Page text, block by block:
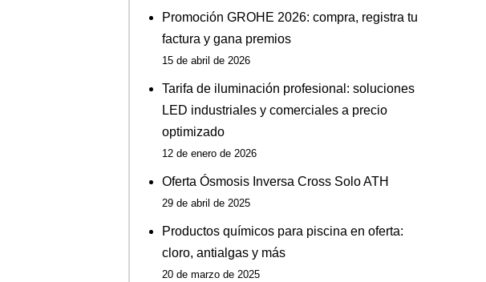
Promoción GROHE 2026: compra, registra tu
factura y gana premios
15 de abril de 2026
Tarifa de iluminación profesional: soluciones
LED industriales y comerciales a precio
optimizado
12 de enero de 2026
Oferta Ósmosis Inversa Cross Solo ATH
29 de abril de 2025
Productos químicos para piscina en oferta:
cloro, antialgas y más
20 de marzo de 2025